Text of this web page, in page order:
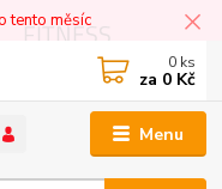
tento měsíc
Menu
0 ks
za 0 Kč